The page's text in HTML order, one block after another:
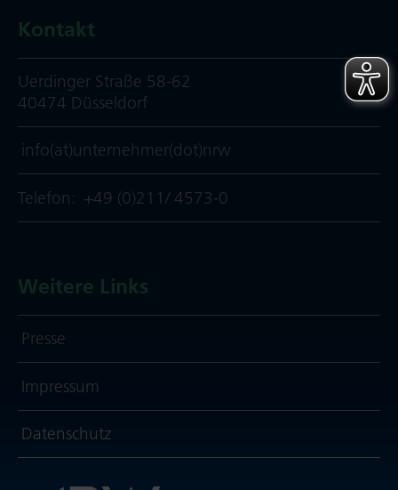
Kontakt
Uerdinger Straße 58-62
40474 Düsseldorf
info(at)unternehmer(dot)nrw
Telefon: +49 (0)211/ 4573-0
Weitere Links
Presse
Impressum
Daten­schutz